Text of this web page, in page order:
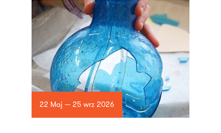
22 Maj — 25 wrz 2026